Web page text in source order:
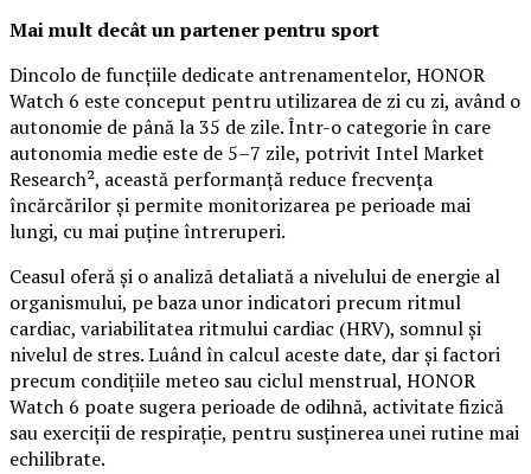
Mai mult decât un partener pentru sport
Dincolo de funcțiile dedicate antrenamentelor, HONOR
Watch 6 este conceput pentru utilizarea de zi cu zi, având o
autonomie de până la 35 de zile. Într-o categorie în care
autonomia medie este de 5–7 zile, potrivit Intel Market
Research², această performanță reduce frecvența
încărcărilor și permite monitorizarea pe perioade mai
lungi, cu mai puține întreruperi.
Ceasul oferă și o analiză detaliată a nivelului de energie al
organismului, pe baza unor indicatori precum ritmul
cardiac, variabilitatea ritmului cardiac (HRV), somnul și
nivelul de stres. Luând în calcul aceste date, dar și factori
precum condițiile meteo sau ciclul menstrual, HONOR
Watch 6 poate sugera perioade de odihnă, activitate fizică
sau exerciții de respirație, pentru susținerea unei rutine mai
echilibrate.